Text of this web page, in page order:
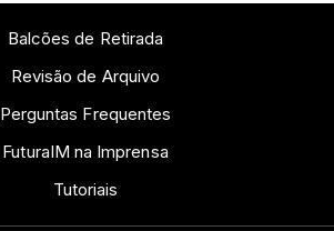
Balcões de Retirada
Revisão de Arquivo
Perguntas Frequentes
FuturaIM na Imprensa
Tutoriais